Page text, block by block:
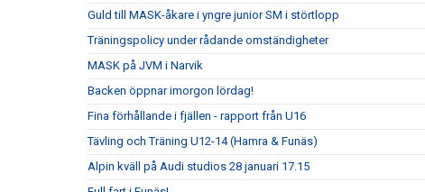
Guld till MASK-åkare i yngre junior SM i störtlopp
Träningspolicy under rådande omständigheter
MASK på JVM i Narvik
Backen öppnar imorgon lördag!
Fina förhållande i fjällen - rapport från U16
Tävling och Träning U12-14 (Hamra & Funäs)
Alpin kväll på Audi studios 28 januari 17.15